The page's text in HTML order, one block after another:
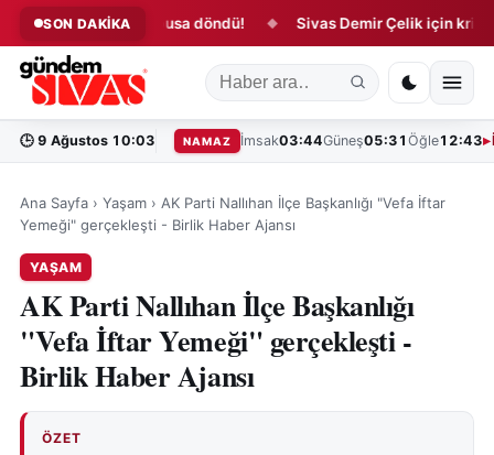
SON DAKİKAkabusa döndü! ◆ Sivas Demir Çelik için kritik
🕒 9 Ağustos 10:03 NAMAZ İmsak03:44Güneş05:31 Öğle12:43
Ana Sayfa › Yaşam › AK Parti Nallıhan İlçe Başkanlığı "Vefa İftar
Yemeği" gerçekleşti - Birlik Haber Ajansı
YAŞAM
AK Parti Nallıhan İlçe Başkanlığı
"Vefa İftar Yemeği" gerçekleşti -
Birlik Haber Ajansı
ÖZET